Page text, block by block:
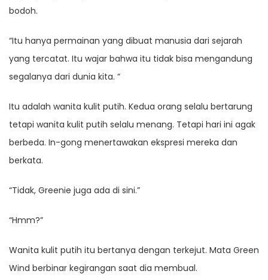
bodoh.
“Itu hanya permainan yang dibuat manusia dari sejarah
yang tercatat. Itu wajar bahwa itu tidak bisa mengandung
segalanya dari dunia kita. “
Itu adalah wanita kulit putih. Kedua orang selalu bertarung
tetapi wanita kulit putih selalu menang. Tetapi hari ini agak
berbeda. In-gong menertawakan ekspresi mereka dan
berkata.
“Tidak, Greenie juga ada di sini.”
“Hmm?”
Wanita kulit putih itu bertanya dengan terkejut. Mata Green
Wind berbinar kegirangan saat dia membual.